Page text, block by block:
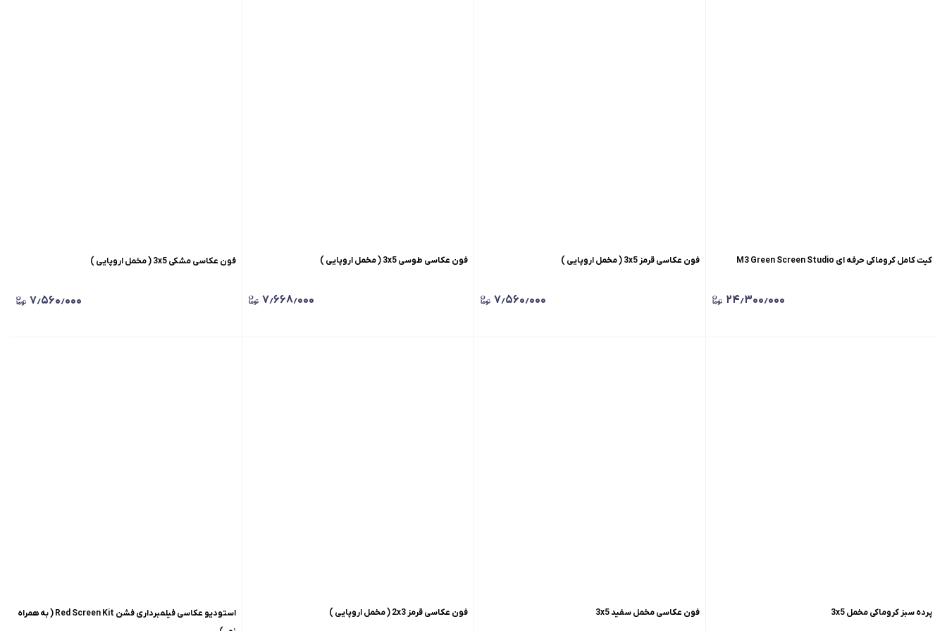
کیت کامل کروماکی حرفه ای M3 Green Screen Studio
۲۴٫۳۰۰٫۰۰۰
فون عکاسی قرمز 3x5 ( مخمل اروپایی )
۷٫۵۶۰٫۰۰۰
فون عکاسی طوسی 3x5 ( مخمل اروپایی )
۷٫۶۶۸٫۰۰۰
فون عکاسی مشکی 3x5 ( مخمل اروپایی )
۷٫۵۶۰٫۰۰۰
پرده سبز کروماکی مخمل 3x5 فون عکاسی مخمل سفید 3x5 فون عکاسی قرمز 2x3 ( مخمل اروپایی )
استودیو عکاسی فیلمبرداری فشن Red Screen Kit ( به همراه